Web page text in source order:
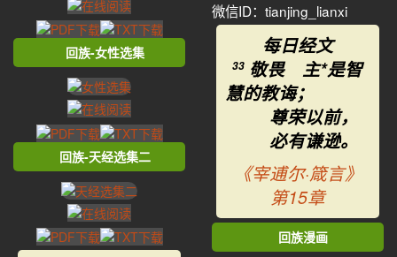
回族-女性选集
回族-天经选集二
微信ID：tianjing_lianxi
每日经文
33 敬畏 主*是智
慧的教诲；
尊荣以前，
必有谦逊。
《宰逋尔·箴言》
第15章
回族漫画